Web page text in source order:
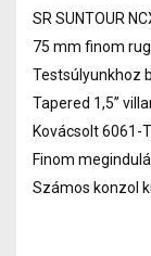
SR SUNTOUR
75 mm finom
Testsúlyunkhoz
Tapered 1,5”
Kovácsolt
Finom
Számos konzol